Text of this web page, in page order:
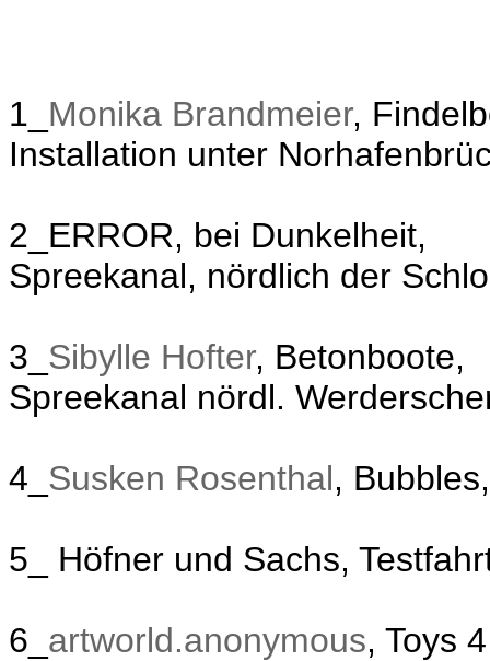
1_ Monika Brandmeier,
Installation unter
2_ERROR, bei Dunkelheit,
Spreekanal, nördlich der
3_ Sibylle Hofter, Betonboote,
Spreekanal nördl.
4_ Susken Rosenthal,
5_ Höfner und Sachs,
6_ artworld.anonymous, Toys